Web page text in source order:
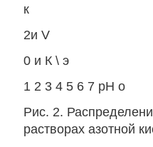
к
2и V
0 и К \ э
1 2 3 4 5 6 7 рН о
Рис. 2.
растворах азотной